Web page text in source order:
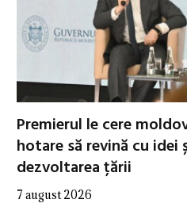
Premierul le cere
hotare să revină cu
dezvoltarea țării
7 august 2026